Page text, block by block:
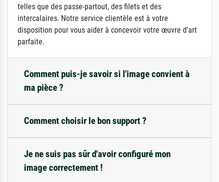
telles que des passe-partout, des filets et des
intercalaires. Notre service clientèle est à votre
disposition pour vous aider à concevoir votre œuvre d'art
parfaite.
Comment puis-je savoir si l'image convient à
ma pièce ?
Comment choisir le bon support ?
Je ne suis pas sûr d'avoir configuré mon
image correctement !